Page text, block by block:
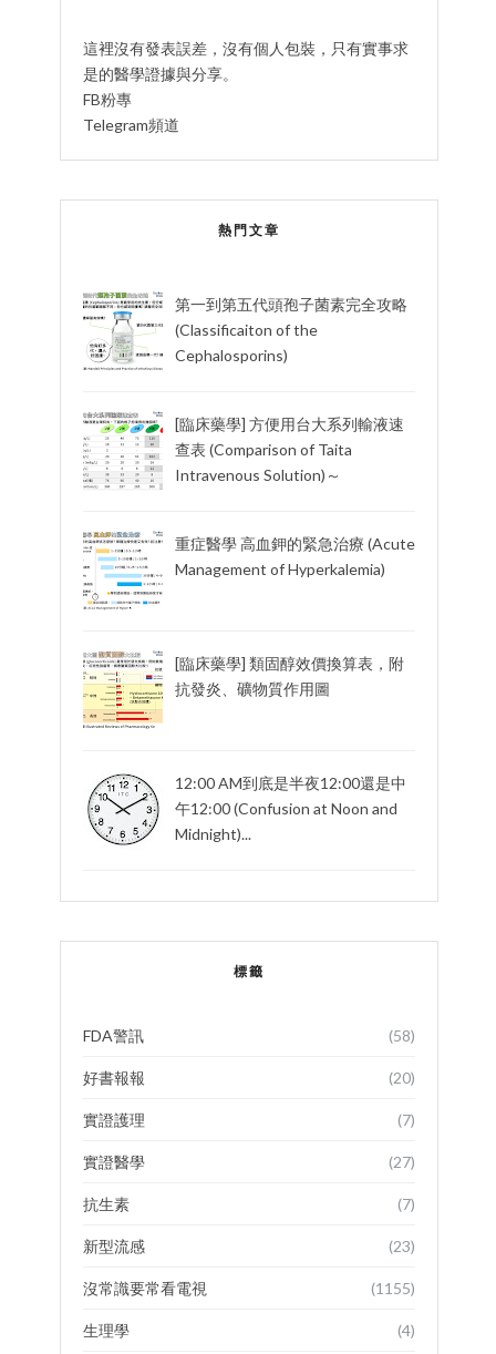
這裡沒有發表誤差，沒有個人包裝，只有實事求
是的醫學證據與分享。
FB粉專
Telegram頻道
熱門文章
第一到第五代頭孢子菌素完全攻略
(Classificaiton of the
Cephalosporins)
[臨床藥學] 方便用台大系列輸液速
查表 (Comparison of Taita
Intravenous Solution)～
重症醫學 高血鉀的緊急治療 (Acute
Management of Hyperkalemia)
[臨床藥學] 類固醇效價換算表，附
抗發炎、礦物質作用圖
12:00 AM到底是半夜12:00還是中
午12:00 (Confusion at Noon and
Midnight)...
標籤
FDA警訊 (58)
好書報報 (20)
實證護理 (7)
實證醫學 (27)
抗生素 (7)
新型流感 (23)
沒常識要常看電視 (1155)
生理學 (4)